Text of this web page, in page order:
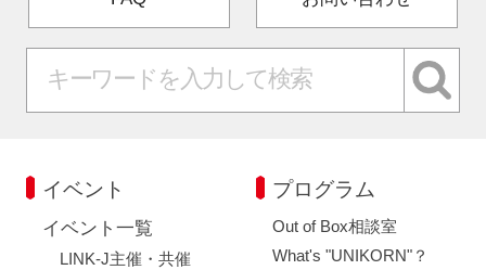
イベント
イベント一覧
LINK-J主催・共催
プログラム
Out of Box相談室
What's "UNIKORN"？